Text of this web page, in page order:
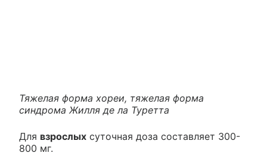
Тяжелая форма хореи, тяжелая форма
синдрома Жилля де ла Туретта
Для взрослых суточная доза составляет 300-
800 мг.